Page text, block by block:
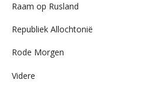
Raam op Rusland
Republiek Allochtonië
Rode Morgen
Videre